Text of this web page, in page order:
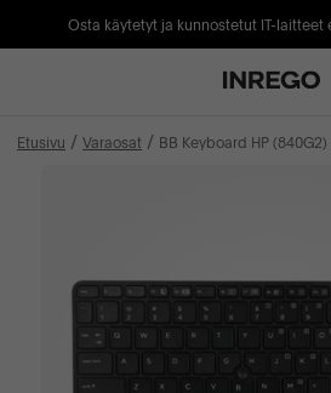
Osta käytetyt ja kunnostetut IT-laitteet
Etusivu Varaosat BB Keyboard HP (840G2)